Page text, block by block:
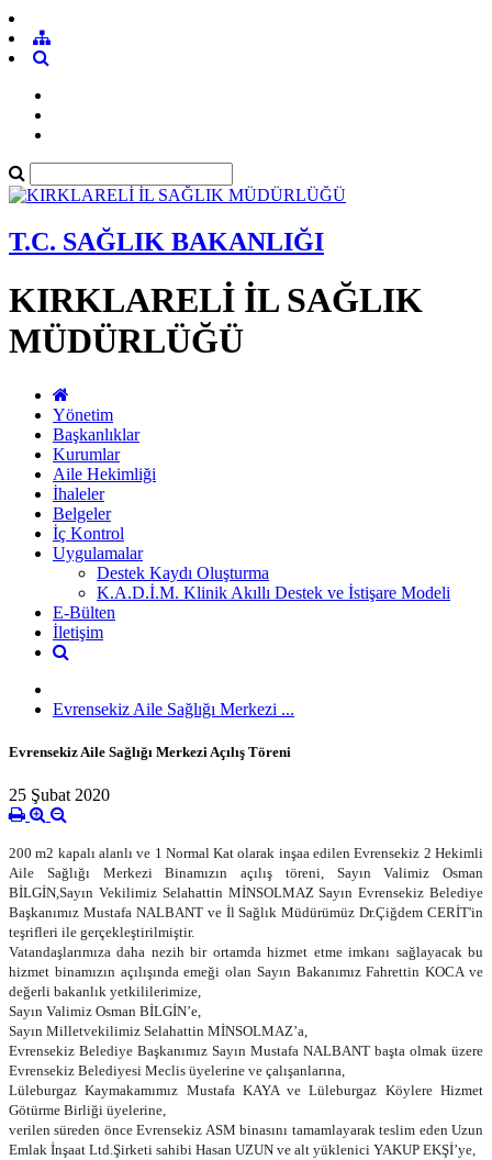
T.C. SAĞLIK BAKANLIĞI
KIRKLARELİ İL SAĞLIK
MÜDÜRLÜĞÜ
Yönetim
Başkanlıklar
Kurumlar
Aile Hekimliği
İhaleler
Belgeler
İç Kontrol
Uygulamalar
Destek Kaydı Oluşturma
K.A.D.İ.M. Klinik Akıllı Destek ve İstişare Modeli
E-Bülten
İletişim
Evrensekiz Aile Sağlığı Merkezi ...
Evrensekiz Aile Sağlığı Merkezi Açılış Töreni
25 Şubat 2020
200 m2 kapalı alanlı ve 1 Normal Kat olarak inşaa edilen Evrensekiz 2 Hekimli
Aile Sağlığı Merkezi Binamızın açılış töreni, Sayın Valimiz Osman
BİLGİN,Sayın Vekilimiz Selahattin MİNSOLMAZ Sayın Evrensekiz Belediye
Başkanımız Mustafa NALBANT ve İl Sağlık Müdürümüz Dr.Çiğdem CERİT'in
teşrifleri ile gerçekleştirilmiştir.
Vatandaşlarımıza daha nezih bir ortamda hizmet etme imkanı sağlayacak bu
hizmet binamızın açılışında emeği olan Sayın Bakanımız Fahrettin KOCA ve
değerli bakanlık yetkililerimize,
Sayın Valimiz Osman BİLGİN’e,
Sayın Milletvekilimiz Selahattin MİNSOLMAZ’a,
Evrensekiz Belediye Başkanımız Sayın Mustafa NALBANT başta olmak üzere
Evrensekiz Belediyesi Meclis üyelerine ve çalışanlarına,
Lüleburgaz Kaymakamımız Mustafa KAYA ve Lüleburgaz Köylere Hizmet
Götürme Birliği üyelerine,
verilen süreden önce Evrensekiz ASM binasını tamamlayarak teslim eden Uzun
Emlak İnşaat Ltd.Şirketi sahibi Hasan UZUN ve alt yüklenici YAKUP EKŞİ’ye,